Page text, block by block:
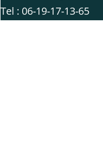
Tel : 06-19-17-13-65